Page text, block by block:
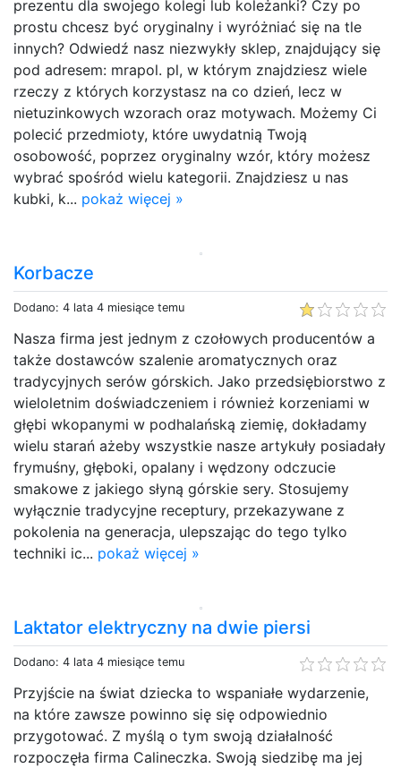
prezentu dla swojego kolegi lub koleżanki? Czy po
prostu chcesz być oryginalny i wyróżniać się na tle
innych? Odwiedź nasz niezwykły sklep, znajdujący się
pod adresem: mrapol. pl, w którym znajdziesz wiele
rzeczy z których korzystasz na co dzień, lecz w
nietuzinkowych wzorach oraz motywach. Możemy Ci
polecić przedmioty, które uwydatnią Twoją
osobowość, poprzez oryginalny wzór, który możesz
wybrać spośród wielu kategorii. Znajdziesz u nas
kubki, k... pokaż więcej »
Korbacze
Dodano: 4 lata 4 miesiące temu
Nasza firma jest jednym z czołowych producentów a
także dostawców szalenie aromatycznych oraz
tradycyjnych serów górskich. Jako przedsiębiorstwo z
wieloletnim doświadczeniem i również korzeniami w
głębi wkopanymi w podhalańską ziemię, dokładamy
wielu starań ażeby wszystkie nasze artykuły posiadały
frymuśny, głęboki, opalany i wędzony odczucie
smakowe z jakiego słyną górskie sery. Stosujemy
wyłącznie tradycyjne receptury, przekazywane z
pokolenia na generacja, ulepszając do tego tylko
techniki ic... pokaż więcej »
Laktator elektryczny na dwie piersi
Dodano: 4 lata 4 miesiące temu
Przyjście na świat dziecka to wspaniałe wydarzenie,
na które zawsze powinno się się odpowiednio
przygotować. Z myślą o tym swoją działalność
rozpoczęła firma Calineczka. Swoją siedzibę ma jej